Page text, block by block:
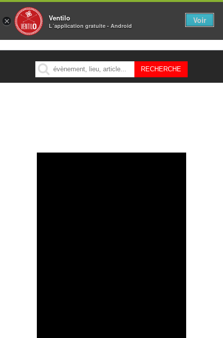
MENU
× Ventilo
L´application gratuite - Android
Voir